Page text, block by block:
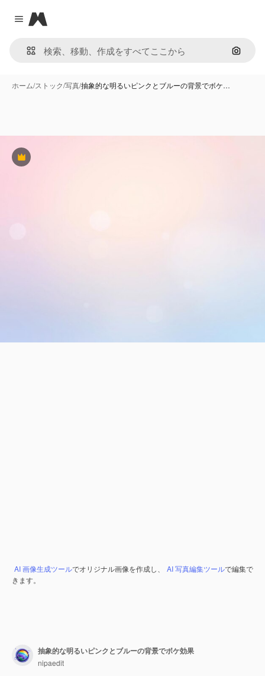
Close menu
Magnific
画像で
ホーム/ストック/写真/抽象的な明るいピンクとブルーの背景でボケ…
Premium
AI 画像生成ツールでオリジナル画像を作成し、 AI 写真編集ツールで編集で
きます。
抽象的な明るいピンクとブルーの背景でボケ効果
nipaedit